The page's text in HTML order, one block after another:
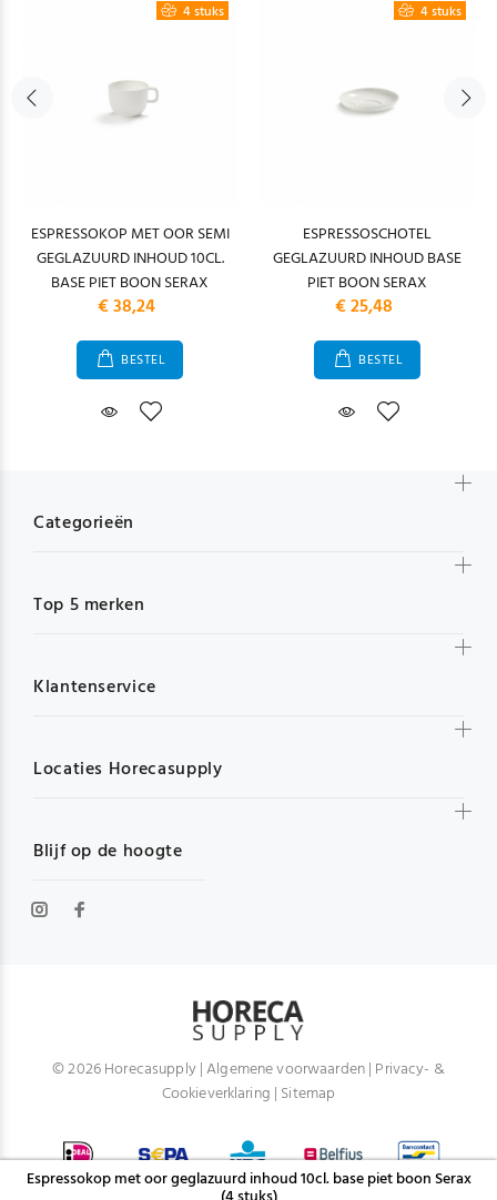
4 stuks
ESPRESSOKOP MET OOR SEMI
GEGLAZUURD INHOUD 10CL.
BASE PIET BOON SERAX
€ 38,24
BESTEL
4 stuks
ESPRESSOSCHOTEL
GEGLAZUURD INHOUD BASE
PIET BOON SERAX
€ 25,48
BESTEL
Espressokop met oor geglazuurd inhoud 10cl. base piet boon Serax
Blijf op de hoogte
Categorieën
Top 5 merken
Klantenservice
Locaties Horecasupply
© 2026 Horecasupply |Algemene voorwaarden| Privacy- &
Cookieverklaring | Sitemap